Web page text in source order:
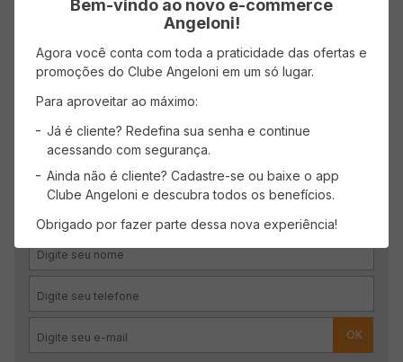
Todos
Carregando avaliações…
CADASTRE-SE
Receba promoções, novidades e descontos
OK
Bem-vindo ao novo e-commerce
Angeloni!
Agora você conta com toda a praticidade das ofertas e
promoções do Clube Angeloni em um só lugar.
Para aproveitar ao máximo:
Já é cliente? Redefina sua senha e continue
acessando com segurança.
Ainda não é cliente? Cadastre-se ou baixe o app
Clube Angeloni e descubra todos os benefícios.
Obrigado por fazer parte dessa nova experiência!